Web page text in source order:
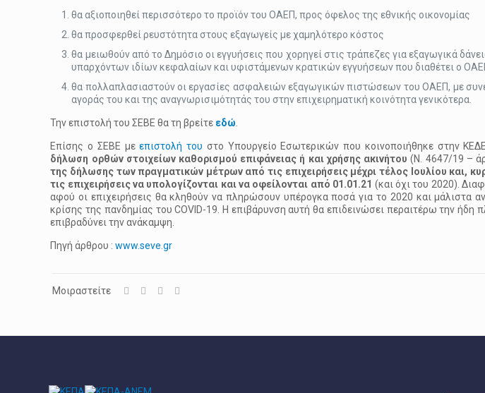
θα αξιοποιηθεί περισσότερο το προϊόν του ΟΑΕΠ, προς όφελος της εθνικής οικονομίας
θα προσφερθεί ρευστότητα στους εξαγωγείς με χαμηλότερο κόστος
θα μειωθούν από το Δημόσιο οι εγγυήσεις που χορηγεί στις τράπεζες για εξαγωγικά
υπαρχόντων ιδίων κεφαλαίων και υφιστάμενων κρατικών εγγυήσεων που διαθέτει ο
θα πολλαπλασιαστούν οι εργασίες ασφαλειών εξαγωγικών πιστώσεων του ΟΑΕΠ, με
αγοράς του και της αναγνωρισιμότητάς του στην επιχειρηματική κοινότητα γενικότερα.
Την επιστολή του ΣΕΒΕ θα τη βρείτε εδώ
Eπίσης ο ΣΕΒΕ μεεπιστολή του στο Υπουργείο Εσωτερικών που κοινοποιήθηκε στην
δήλωση ορθών στοιχείων καθορισμού επιφάνειας ή και χρήσης ακινήτου(Ν. 4647/19 –
της δήλωσης των πραγματικών μέτρων από τις επιχειρήσεις μέχρι τέλος Ιουλίου και,
τις επιχειρήσεις να υπολογίζονται και να οφείλονται από 01.01.21 (και όχι του 2020).
αφού οι επιχειρήσεις θα κληθούν να πληρώσουν υπέρογκα ποσά για το 2020 και μάλιστα
κρίσης της πανδημίας του COVID-19. Η επιβάρυνση αυτή θα επιδεινώσει περαιτέρω την ήδη
επιβραδύνει την ανάκαμψη.
Πηγή άρθρου :www.seve.gr
Μοιραστείτε